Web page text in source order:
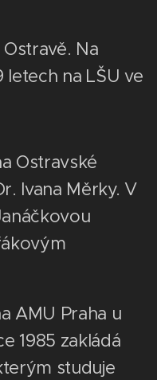
Na
letech na LŠU ve
Ostravské
Ivana Měrky. V
AMU Praha u
1985 zakládá
studuje